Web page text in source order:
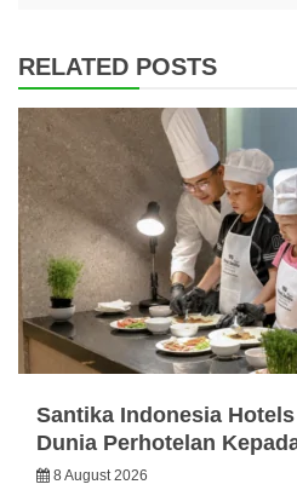
RELATED POSTS
Santika Indonesia
Dunia Perhotelan
8 August 2026